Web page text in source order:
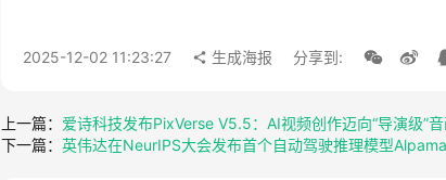
2025-12-02 11:23:27 生成海报 分享到:
上一篇： 爱诗科技发布PixVerse V5.5：AI视频创作迈向“导演级”
下一篇： 英伟达在NeurIPS大会发布首个自动驾驶推理模型